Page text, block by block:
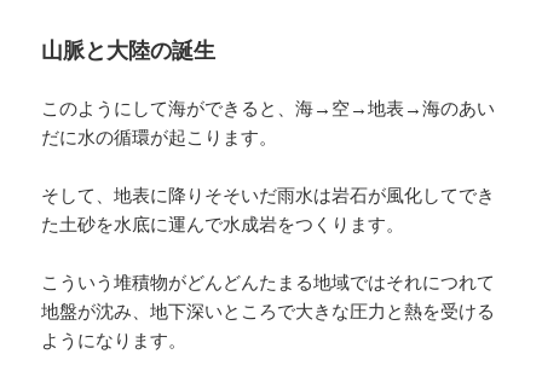
山脈と大陸の誕生
このようにして海ができると、海→空→地表→海のあい
だに水の循環が起こります。
そして、地表に降りそそいだ雨水は岩石が風化してでき
た土砂を水底に運んで水成岩をつくります。
こういう堆積物がどんどんたまる地域ではそれにつれて
地盤が沈み、地下深いところで大きな圧力と熱を受ける
ようになります。